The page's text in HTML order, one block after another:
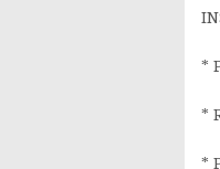
*
*
*